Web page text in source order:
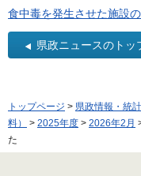
食中毒を発生させた施設
県政ニュースのトッ
トップページ > 県政情報・統計
料）
> 2025年度 > 2026年2月
た